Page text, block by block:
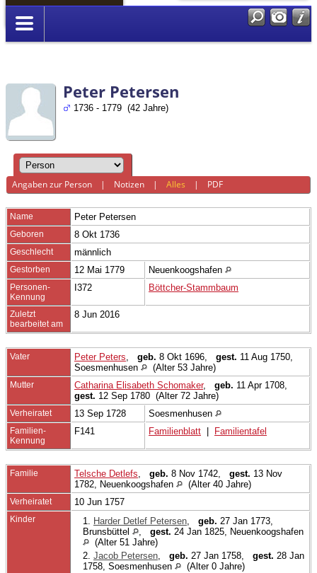
Anmelden
Peter Petersen
1736 - 1779 (42 Jahre)
Angaben zur Person | Notizen |Alles | PDF
Name Peter Petersen
Geboren 8 Okt 1736
Geschlecht männlich
Gestorben 12 Mai 1779 Neuenkoogshafen
Personen-
Kennung
I372 Böttcher-Stammbaum
Zuletzt
bearbeitet am
8 Jun 2016
Vater Peter Peters geb. 8 Okt 1696, gest. 11 Aug 1750,
Soesmenhusen
(Alter 53 Jahre)
Mutter Catharina Elisabeth Schomaker, geb. 11 Apr 1708,
gest. 12 Sep 1780 (Alter 72 Jahre)
Verheiratet 13 Sep 1728 Soesmenhusen
Familien-
Kennung
F141 Familienblatt Familientafel
Familie Telsche Detlefs geb. 8 Nov 1742, gest. 13 Nov
1782, Neuenkoogshafen
(Alter 40 Jahre)
Verheiratet 10 Jun 1757
Kinder 1. Harder Detlef Petersen geb. 27 Jan 1773,
Brunsbüttel
gest. 24 Jan 1825, Neuenkoogshafen
(Alter 51 Jahre)
2. Jacob Petersen geb. 27 Jan 1758, gest. 28 Jan
1758, Soesmenhusen
(Alter 0 Jahre)